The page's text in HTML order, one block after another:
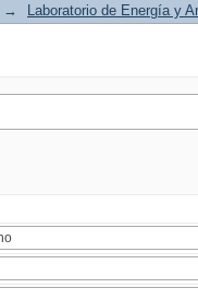
→ Laboratorio de Energía y